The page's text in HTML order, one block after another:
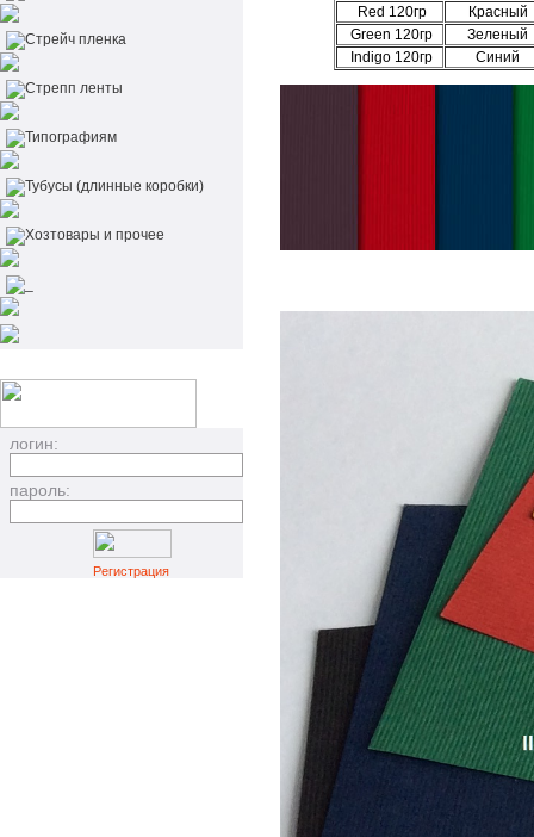
Стрейч пленка
Стрепп ленты
Типографиям
Тубусы (длинные коробки)
Хозтовары и прочее
логин:
пароль:
Регистрация
Red 120гр
Красный
Green 120гр
Зеленый
Indigo 120гр Синий